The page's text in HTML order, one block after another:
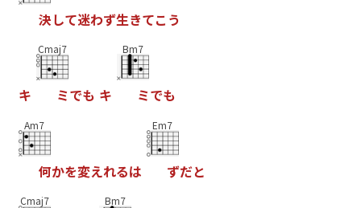
決して迷わず生きてこ う
キ
Cmaj7
ミでも キ
Bm7
ミでも
Am7
何かを変えれるは
Em7
ずだと
Cmaj7 Bm7